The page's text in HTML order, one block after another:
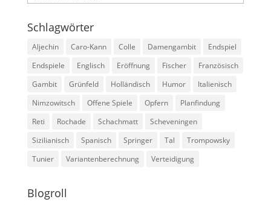
Schlagwörter
Aljechin Caro-Kann Colle Damengambit
Endspiel
Endspiele
Englisch Eröffnung Fischer
Französisch
Gambit
Grünfeld Holländisch Humor
Italienisch
Nimzowitsch
Offene Spiele Opfern
Planfindung
Reti
Rochade Schachmatt
Scheveningen
Sizilianisch
Spanisch Springer Tal
Trompowsky
Tunier
Variantenberechnung Verteidigung
Blogroll